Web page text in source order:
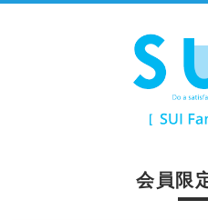
会員限